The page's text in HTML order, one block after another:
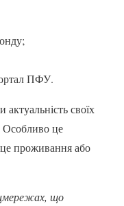
ПФУ.
актуальність своїх
Особливо це
проживання або
що